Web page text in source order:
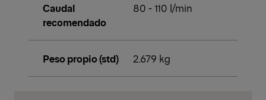
Caudal
recomendado
80 - 110 l/min
Peso propio (std) 2.679 kg